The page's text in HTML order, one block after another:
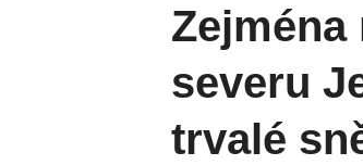
Zejména
severu
trvalé